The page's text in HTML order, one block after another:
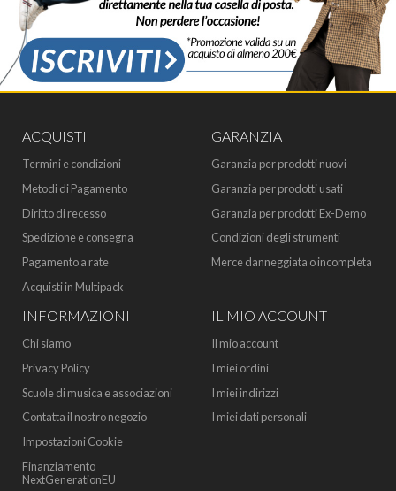
ACQUISTI
Termini e condizioni
Metodi di Pagamento
Diritto di recesso
Spedizione e consegna
Pagamento a rate
Acquisti in Multipack
GARANZIA
Garanzia per prodotti nuovi
Garanzia per prodotti usati
Garanzia per prodotti Ex-Demo
Condizioni degli strumenti
Merce danneggiata o incompleta
INFORMAZIONI
Chi siamo
Privacy Policy
Scuole di musica e associazioni
Contatta il nostro negozio
Impostazioni Cookie
Finanziamento
NextGenerationEU
IL MIO ACCOUNT
Il mio account
I miei ordini
I miei indirizzi
I miei dati personali